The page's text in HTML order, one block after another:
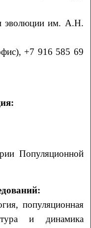
эволюции им. А.Н.
+7 916 585 69
Популяционной
популяционная
и динамика